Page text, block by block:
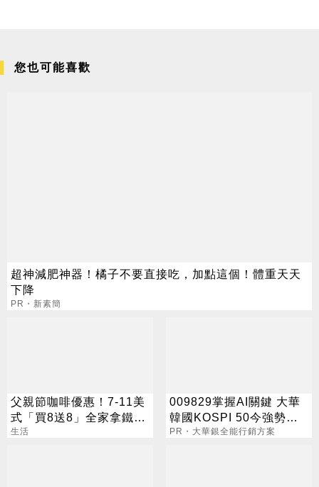
您也可能喜歡
超神減肥神器！橘子不要直接吃，加點這個！體重天天
下降
PR・新素簡
父親節咖啡優惠！7-11美
式「買8送8」全家拿鐵2
杯85元
生活
009829掌握AI關鍵 大華
韓國KOSPI 50今強勢開
募
PR・大華銀全能行銷方案